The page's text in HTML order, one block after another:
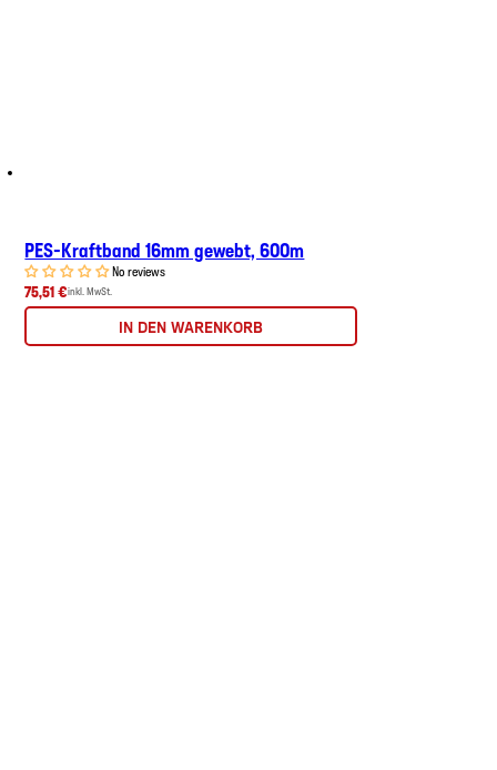
PES-Kraftband 16mm gewebt, 600m
No reviews
75,51 €inkl. MwSt.
IN DEN WARENKORB